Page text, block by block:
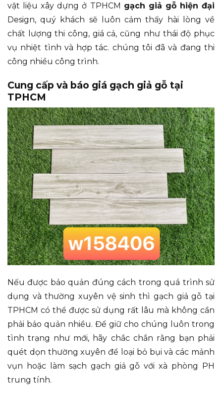
vật liệu xây dựng ở TPHCM gạch giả gỗ hiện đại
Design, quý khách sẽ luôn cảm thấy hài lòng về
chất lượng thi công, giá cả, cũng như thái độ phục
vụ nhiệt tình và hợp tác. chúng tôi đã và đang thi
công nhiều công trình.
Cung cấp và báo giá gạch giả gỗ tại
TPHCM
Nếu được bảo quản đúng cách trong quá trình sử
dụng và thường xuyên vệ sinh thì gạch giả gỗ tại
TPHCM có thể được sử dụng rất lâu mà không cần
phải bảo quản nhiều. Để giữ cho chúng luôn trong
tình trạng như mới, hãy chắc chắn rằng bạn phải
quét dọn thường xuyên để loại bỏ bụi và các mảnh
vụn hoặc làm sạch gạch giả gỗ với xà phòng PH
trung tính.